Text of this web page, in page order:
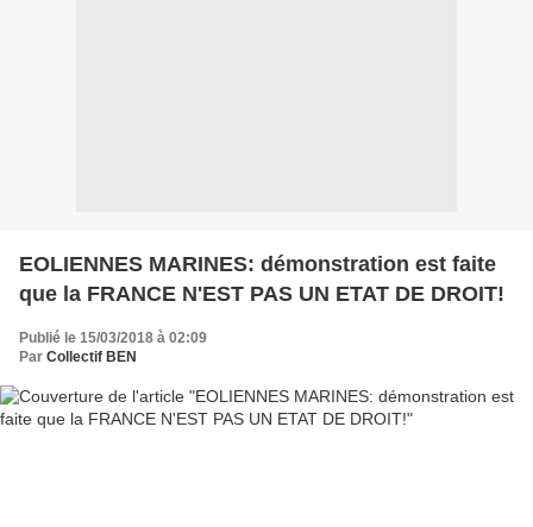
EOLIENNES MARINES: démonstration est faite
que la FRANCE N'EST PAS UN ETAT DE DROIT!
Publié le 15/03/2018 à 02:09
Par Collectif BEN